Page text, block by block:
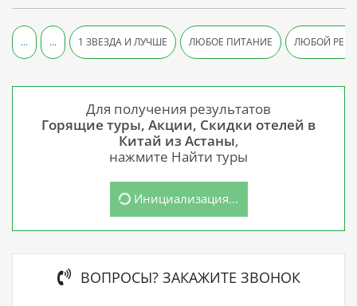
Для получения результатов
Горящие туры, Акции, Скидки отелей в
Китай из Астаны,
нажмите Найти туры
Инициализация...
ВОПРОСЫ? ЗАКАЖИТЕ ЗВОНОК
... ... 1 ЗВЕЗДА И ЛУЧШЕ ЛЮБОЕ ПИТАНИЕ ЛЮБОЙ